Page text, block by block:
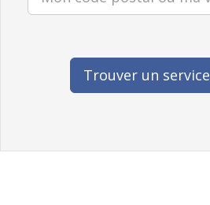
Trouver un service